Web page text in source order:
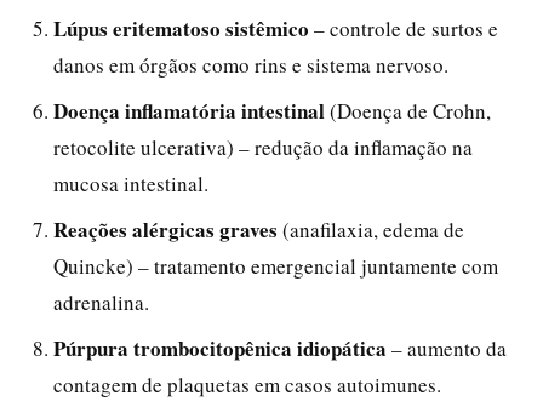
Lúpus eritematoso sistêmico – controle de surtos e
danos em órgãos como rins e sistema nervoso.
Doença inflamatória intestinal(Doença de Crohn,
retocolite ulcerativa) – redução da inflamação na
mucosa intestinal.
Reações alérgicas graves (anafilaxia, edema de
Quincke) – tratamento emergencial juntamente com
adrenalina.
Púrpura trombocitopênica idiopática – aumento da
contagem de plaquetas em casos autoimunes.